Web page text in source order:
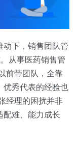
动下，销售团队管
从事医药销售管
前带团队，全靠
优秀代表的经验也
经理的困扰并非
配难、能力成长